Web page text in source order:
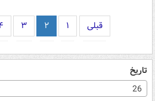
قبلی ۱ ۲ ۳
تاریخ
26